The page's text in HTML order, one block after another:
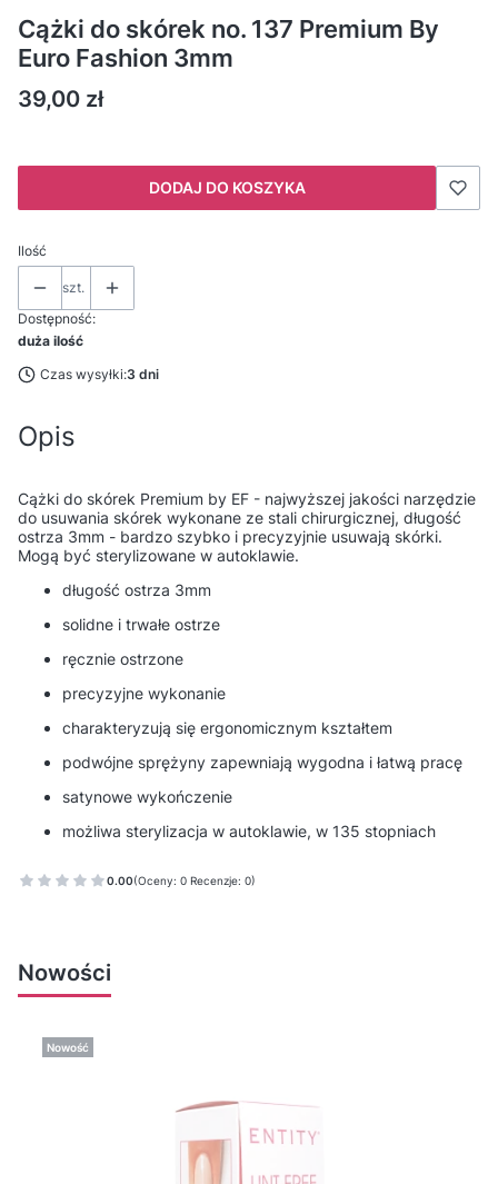
Cążki do skórek no. 137 Premium By
Euro Fashion 3mm
Cena
39,00 zł
DODAJ DO KOSZYKA
Ilość
szt.
Dostępność:
duża ilość
Czas wysyłki:3 dni
Opis
Cążki do skórek Premium by EF - najwyższej jakości narzędzie
do usuwania skórek wykonane ze stali chirurgicznej, długość
ostrza 3mm - bardzo szybko i precyzyjnie usuwają skórki.
Mogą być sterylizowane w autoklawie.
długość ostrza 3mm
solidne i trwałe ostrze
ręcznie ostrzone
precyzyjne wykonanie
charakteryzują się ergonomicznym kształtem
podwójne sprężyny zapewniają wygodna i łatwą pracę
satynowe wykończenie
możliwa sterylizacja w autoklawie, w 135 stopniach
0.00(Oceny: 0 Recenzje: 0)
Nowości
Nowość